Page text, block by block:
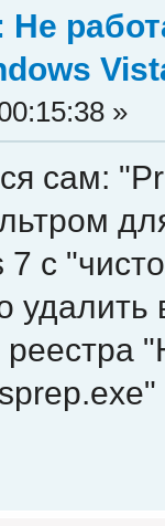
Не
»
сам:
7 с